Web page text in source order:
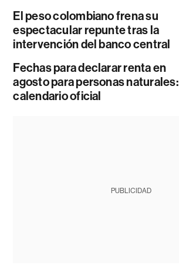
El peso colombiano frena su
espectacular repunte tras la
intervención del banco central
Fechas para declarar renta en
agosto para personas naturales:
calendario oficial
PUBLICIDAD